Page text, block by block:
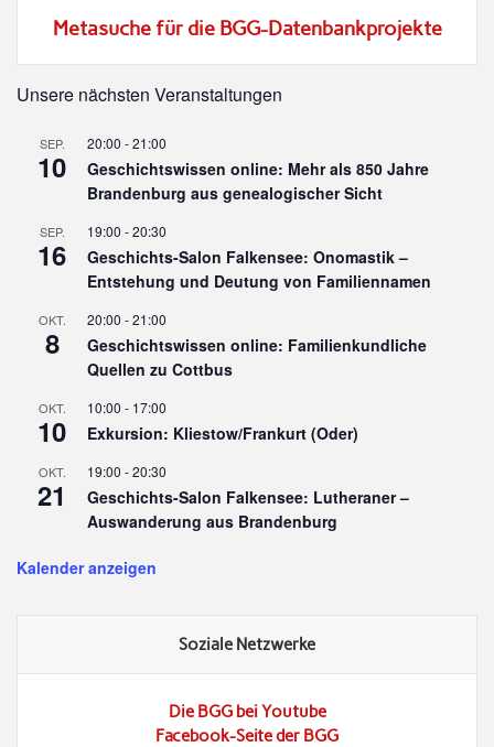
Metasuche für die BGG-Datenbankprojekte
Unsere nächsten Veranstaltungen
SEP.
10
20:00 -21:00
Geschichtswissen online: Mehr als 850 Jahre
Brandenburg aus genealogischer Sicht
SEP.
16
19:00 -20:30
Geschichts-Salon Falkensee: Onomastik –
Entstehung und Deutung von Familiennamen
OKT.
8
20:00 -21:00
Geschichtswissen online: Familienkundliche
Quellen zu Cottbus
OKT.
10
10:00 - 17:00
Exkursion: Kliestow/Frankurt (Oder)
OKT.
21
19:00 -20:30
Geschichts-Salon Falkensee: Lutheraner –
Auswanderung aus Brandenburg
Kalender anzeigen
Soziale Netzwerke
Die BGG bei Youtube
Facebook-Seite der BGG